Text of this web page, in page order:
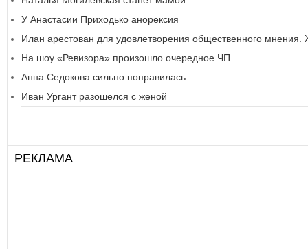
У Анастасии Приходько анорексия
Илан арестован для удовлетворения общественного
На шоу «Ревизора» произошло очередное ЧП
Анна Седокова сильно поправилась
Иван Ургант разошелся с женой
РЕКЛАМА